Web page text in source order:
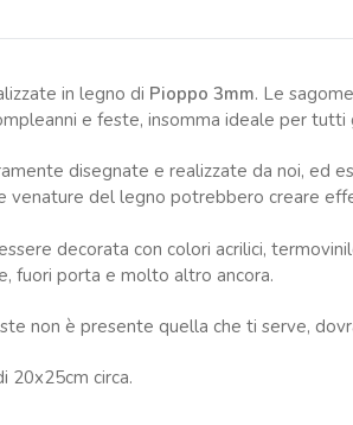
in legno di Pioppo 3mm. Le
e feste, insomma ideale per tutti
disegnate e realizzate da noi, ed
venature del legno potrebbero creare
decorata con colori acrilici,
fuori porta e molto altro ancora.
non è presente quella che ti serve,
20x25cm circa.